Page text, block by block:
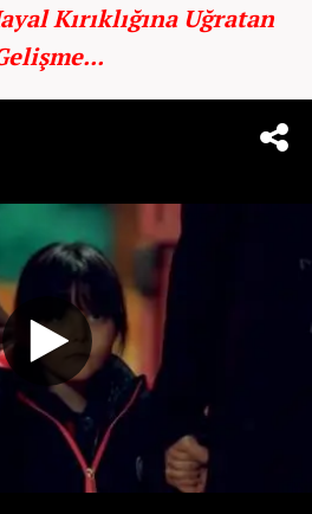
Kırıklığına Uğratan